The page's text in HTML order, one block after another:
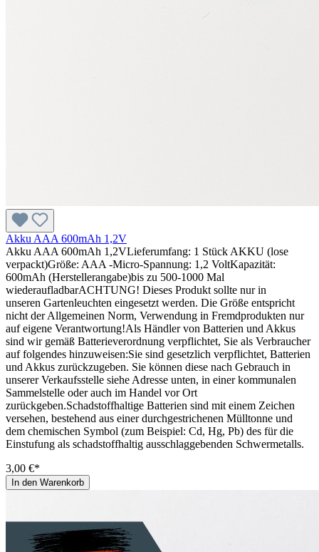
Akku AAA 600mAh 1,2V
Akku AAA 600mAh 1,2VLieferumfang: 1 Stück AKKU (lose
verpackt)Größe: AAA -Micro-Spannung: 1,2 VoltKapazität:
600mAh (Herstellerangabe)bis zu 500-1000 Mal
wiederaufladbarACHTUNG! Dieses Produkt sollte nur in
unseren Gartenleuchten eingesetzt werden. Die Größe entspricht
nicht der Allgemeinen Norm, Verwendung in Fremdprodukten nur
auf eigene Verantwortung!Als Händler von Batterien und Akkus
sind wir gemäß Batterieverordnung verpflichtet, Sie als Verbraucher
auf folgendes hinzuweisen:Sie sind gesetzlich verpflichtet, Batterien
und Akkus zurückzugeben. Sie können diese nach Gebrauch in
unserer Verkaufsstelle siehe Adresse unten, in einer kommunalen
Sammelstelle oder auch im Handel vor Ort
zurückgeben.Schadstoffhaltige Batterien sind mit einem Zeichen
versehen, bestehend aus einer durchgestrichenen Mülltonne und
dem chemischen Symbol (zum Beispiel: Cd, Hg, Pb) des für die
Einstufung als schadstoffhaltig ausschlaggebenden Schwermetalls.
3,00 €*
In den Warenkorb